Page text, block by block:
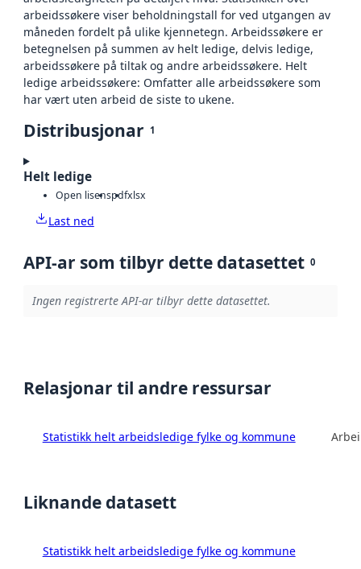
arbeidssøkere viser beholdningstall for ved utgangen av
måneden fordelt på ulike kjennetegn. Arbeidssøkere er
betegnelsen på summen av helt ledige, delvis ledige,
arbeidssøkere på tiltak og andre arbeidssøkere. Helt
ledige arbeidssøkere: Omfatter alle arbeidssøkere som
har vært uten arbeid de siste to ukene.
Distribusjonar 1
Helt ledige
Open lisenspdfxlsx
Last ned
API-ar som tilbyr dette datasettet 0
Ingen registrerte API-ar tilbyr dette datasettet.
Relasjonar til andre ressursar
Statistikk helt arbeidsledige fylke og kommune
Liknande datasett
Statistikk helt arbeidsledige fylke og kommune